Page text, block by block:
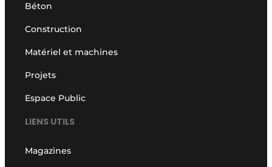
Béton
Construction
Matériel et machines
Projets
Espace Public
LIENS UTILS
Magazines